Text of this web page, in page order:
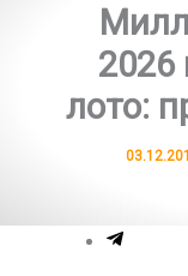
2026
лото: